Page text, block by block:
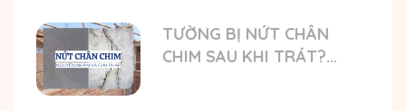
TƯỜNG BỊ NỨT CHÂN
CHIM SAU KHI TRÁT?